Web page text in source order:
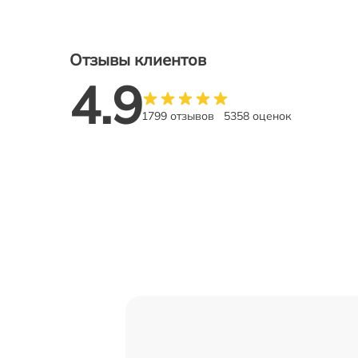
Отзывы клиентов
4.91799 отзывов 5358 оценок